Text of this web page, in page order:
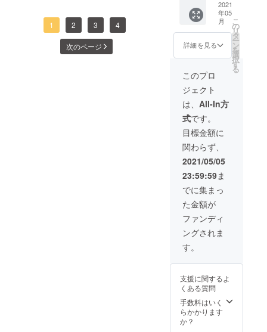
1 2 3 4
次のページ
フに比
べると
臭みが
なく、
あっさ
いお肉
名称：
オース
トラリ
ア産仔
牛肉 原
産国：
オース
トラリ
存方
法：-18
℃以下
で保存
してく
ださい
原材
牛） 添
加物：
無し ア
レル
ギー：
牛肉 ※
２００
ストラ
リア産
の仔牛
ヴィー
ル」は
オース
トラリ
アの恵
まれた
自然環
境の中
で育て
られた
仔牛で
す。仔
牛なの
でビー
フに比
べると
臭みが
なく、
べやす
いお肉
です。
名称：
オース
トラリ
レサイ
コロス
テー
キ ２
００g×
８パッ
ク ・
ロース
スライ
ス １
００ｇ×
１６
パック
通常価
格３
９，９
２０
円
→ ４
５％ｏ
ｆｆの
２１，
８００
円 オー
ストラ
「ス
ヴィー
ル」は
オース
トラリ
アの恵
2021
年05
月
詳細を見る
こ
の
リ
タ
ー
ン
を
選
択
す
る
このプロ
ジェクト
は、 All-In方
式です。
目標金額に
関わらず、
2021/05/05
23:59:59ま
でに集まっ
た金額が
ファンディ
ングされま
す。
支援に関するよ
くある質問
手数料はいく
らかかります
か？